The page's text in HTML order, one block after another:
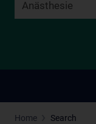
Home Search